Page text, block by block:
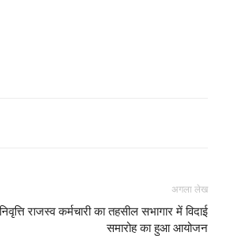
अगला लेख
राजस्व कर्मचारी का तहसील सभागार में विदाई
समारोह का हुआ आयोजन